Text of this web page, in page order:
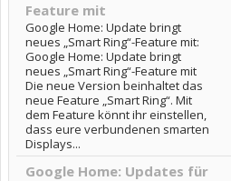
Feature mit
Google Home: Update bringt
neues „Smart Ring“-Feature mit:
Google Home: Update bringt
neues „Smart Ring“-Feature mit
Die neue Version beinhaltet das
neue Feature „Smart Ring“. Mit
dem Feature könnt ihr einstellen,
dass eure verbundenen smarten
Displays...
Google Home: Updates für